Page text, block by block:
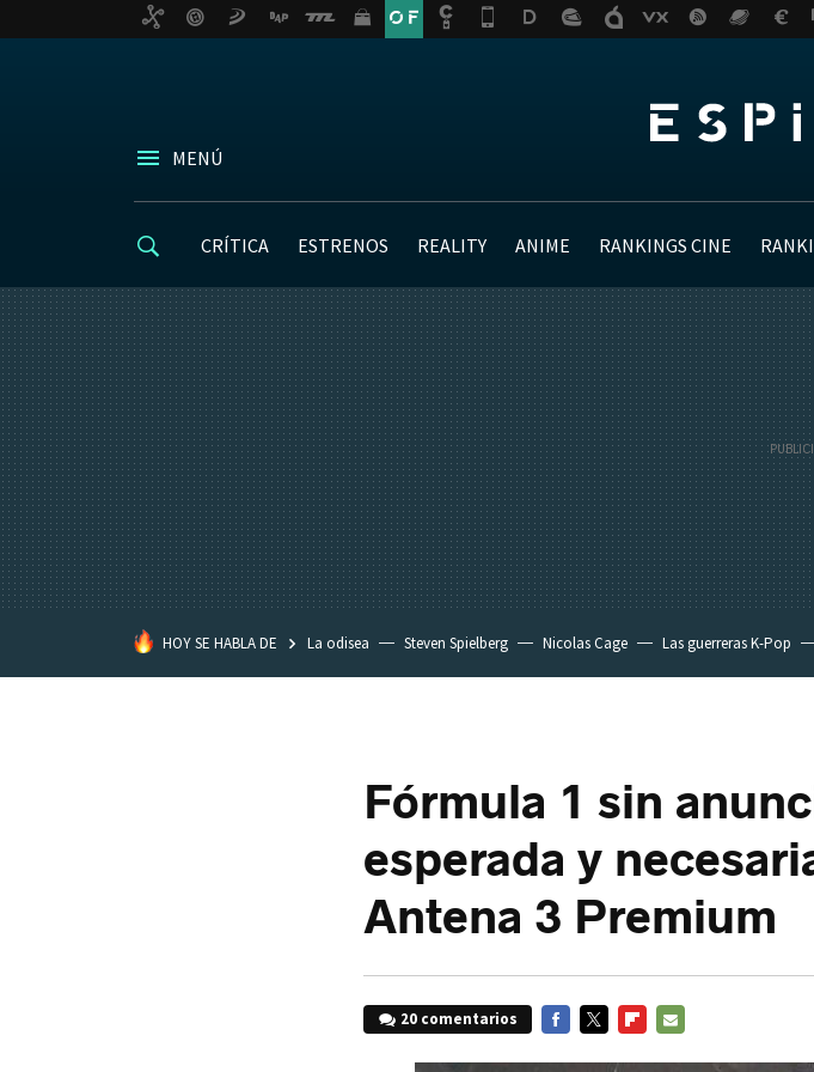
MENÚ
CRÍTICA ESTRENOS REALITY ANIME RANKINGS CINE
HOY SE HABLA DE La odisea Steven Spielberg Nicolas Cage Las guerreras K-Pop
Fórmula 1 sin
esperada y
Antena 3 Premium
20 comentarios